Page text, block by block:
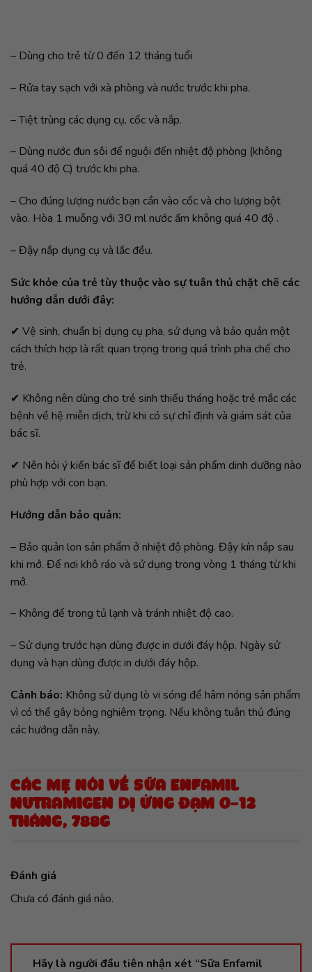
– Dùng cho trẻ từ 0 đến 12 tháng tuổi
– Rửa tay sạch với xà phòng và nước trước khi pha.
– Tiệt trùng các dụng cụ, cốc và nắp.
– Dùng nước đun sôi để nguội đến nhiệt độ phòng (không
quá 40 độ C) trước khi pha.
– Cho đúng lượng nước bạn cần vào cốc và cho lượng bột
vào. Hòa 1 muỗng với 30 ml nước ấm không quá 40 độ .
– Đậy nắp dụng cụ và lắc đều.
Sức khỏe của trẻ tùy thuộc vào sự tuân thủ chặt chẽ các
hướng dẫn dưới đây:
✔ Vệ sinh, chuẩn bị dụng cụ pha, sử dụng và bảo quản một
cách thích hợp là rất quan trọng trong quá trình pha chế cho
trẻ.
✔ Không nên dùng cho trẻ sinh thiếu tháng hoặc trẻ mắc các
bệnh về hệ miễn dịch, trừ khi có sự chỉ định và giám sát của
bác sĩ.
✔ Nên hỏi ý kiến bác sĩ để biết loại sản phẩm dinh dưỡng nào
phù hợp với con bạn.
Hướng dẫn bảo quản:
– Bảo quản lon sản phẩm ở nhiệt độ phòng. Đậy kín nắp sau
khi mở. Để nơi khô ráo và sử dụng trong vòng 1 tháng từ khi
mở.
– Không để trong tủ lạnh và tránh nhiệt độ cao.
– Sử dụng trước hạn dùng được in dưới đáy hộp. Ngày sử
dụng và hạn dùng được in dưới đáy hộp.
Cảnh báo: Không sử dụng lò vi sóng để hâm nóng sản phẩm
vì có thể gây bỏng nghiêm trọng. Nếu không tuân thủ đúng
các hướng dẫn này.
CÁC MẸ NÓI VỀ SỮA ENFAMIL
NUTRAMIGEN DỊ ỨNG ĐẠM 0-12
THÁNG, 788G
Đánh giá
Chưa có đánh giá nào.
Hãy là người đầu tiên nhận xét “Sữa Enfamil